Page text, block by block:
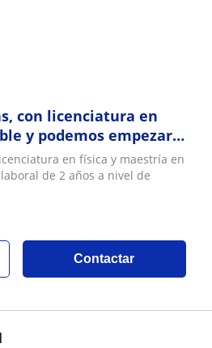
con licenciatura en
y podemos empezar
es entender
en física y maestría en
de 2 años a nivel de
Contactar